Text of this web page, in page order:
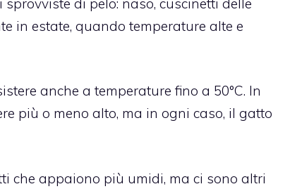
in estate, quando temperature alte e
anche a temperature fino a 50°C. In
più o meno alto, ma in ogni caso, il gatto
che appaiono più umidi, ma ci sono altri